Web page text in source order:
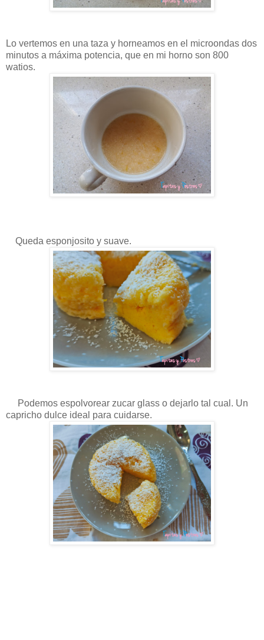
Lo vertemos en una taza y horneamos en el microondas dos
minutos a máxima potencia, que en mi horno son 800
watios.
Queda esponjosito y suave.
Podemos espolvorear zucar glass o dejarlo tal cual. Un
capricho dulce ideal para cuidarse.